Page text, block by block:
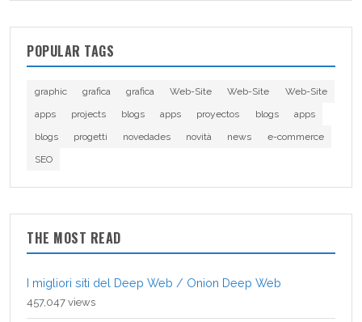
POPULAR TAGS
graphic grafica grafica Web-Site Web-Site
Web-Site
apps
projects blogs apps proyectos blogs
apps
blogs
progetti novedades novità news
e-commerce
SEO
THE MOST READ
I migliori siti del Deep Web / Onion Deep Web
457,047 views